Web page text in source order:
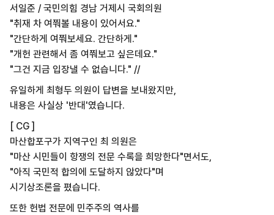
서일준 / 국민의힘 경남 거제시 국회의원
"취재 차 여쭤볼 내용이 있어서요."
"간단하게 여쭤보세요. 간단하게."
"개헌 관련해서 좀 여쭤보고 싶은데요."
"그건 지금 입장낼 수 없습니다." //
유일하게 최형두 의원이 답변을 보내왔지만,
내용은 사실상 '반대'였습니다.
[ CG ]
마산합포구가 지역구인 최 의원은
"마산 시민들이 항쟁의 전문 수록을 희망한다"면서도,
"아직 국민적 합의에 도달하지 않았다"며
시기상조론을 폈습니다.
또한 헌법 전문에 민주주의 역사를